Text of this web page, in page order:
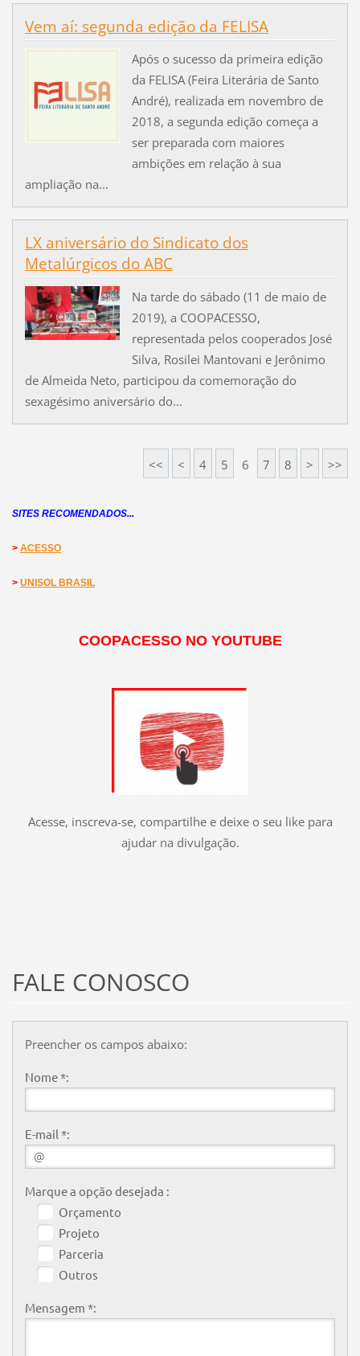
Vem aí: segunda edição da FELISA
Após o sucesso da primeira edição
da FELISA (Feira Literária de Santo
André), realizada em novembro de
2018, a segunda edição começa a
ser preparada com maiores
ambições em relação à sua
ampliação na...
LX aniversário do Sindicato dos
Metalúrgicos do ABC
Na tarde do sábado (11 de maio de
2019), a COOPACESSO,
representada pelos cooperados José
Silva, Rosilei Mantovani e Jerônimo
de Almeida Neto, participou da comemoração do
sexagésimo aniversário do...
<< < 4 5 6 7 8 > >>
SITES RECOMENDADOS...
> ACESSO
> UNISOL BRASIL
COOPACESSO NO YOUTUBE
Acesse, inscreva-se, compartilhe e deixe o seu like para
ajudar na divulgação.
FALE CONOSCO
Preencher os campos abaixo:
Nome *:
E-mail *:
Marque a opção desejada :
Orçamento
Projeto
Parceria
Outros
Mensagem *: